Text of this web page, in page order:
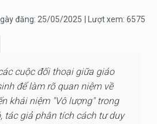
đăng: 25/05/2025 | Lượt xem: 6575
cuộc đối thoại giữa giáo
để làm rõ quan niệm về
khái niệm "Vô lượng" trong
tác giả phân tích cách tư duy